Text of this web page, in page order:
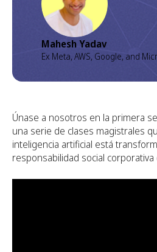
Mahesh Yadav
Ex Meta, AWS, Google, and
Únase a nosotros en la primera
una serie de clases magistrales
inteligencia artificial está
responsabilidad social corporativa